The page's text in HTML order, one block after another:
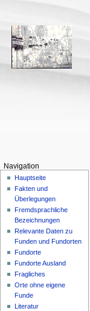
Navigation
Hauptseite
Fakten und
Überlegungen
Fremdsprachliche
Bezeichnungen
Relevante Daten zu
Funden und Fundorten
Fundorte
Fundorte Ausland
Fragliches
Orte ohne eigene
Funde
Literatur